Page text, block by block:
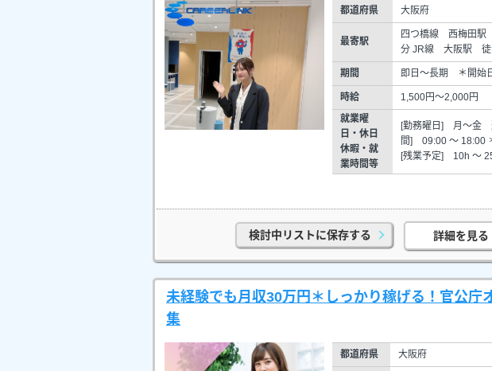
都道府県 大阪府
最寄駅
四つ橋線 西梅田
分 JR線 大阪駅 徒
期間 即日～長期 ＊開始
時給
1,500円～2,000円
就業曜
日・休日
休暇・就
業時間等
[勤務曜日] 月～金
間] 09:00 ～ 18:00
[残業予定] 10h ～
検討中リストに保存する 詳細を見る
未経験でも月収30万円＊しっかり稼げる！官公庁
集
都道府県 大阪府